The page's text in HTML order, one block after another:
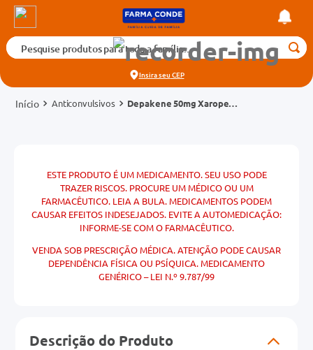
Pesquise produtos para toda a família...
Insira seu CEP
Anticonvulsivos
Depakene 50mg Xarope
ESTE PRODUTO É UM MEDICAMENTO. SEU USO PODE
TRAZER RISCOS. PROCURE UM MÉDICO OU UM
FARMACÊUTICO. LEIA A BULA. MEDICAMENTOS PODEM
CAUSAR EFEITOS INDESEJADOS. EVITE A AUTOMEDICAÇÃO:
INFORME-SE COM O FARMACÊUTICO.
VENDA SOB PRESCRIÇÃO MÉDICA. ATENÇÃO PODE CAUSAR
DEPENDÊNCIA FÍSICA OU PSÍQUICA. MEDICAMENTO
GENÉRICO – LEI N.º 9.787/99
Descrição do Produto
Termos mais buscados
2º
fralda
dipirona
absorvente
vitamina d
tadalafila 20mg
protetor solar